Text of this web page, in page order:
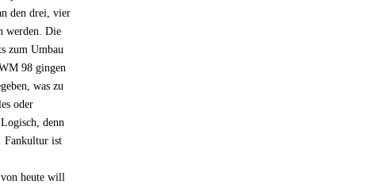
den drei, vier
werden. Die
zum Umbau
98 gingen
was zu
oder
denn
Fankultur ist
heute will